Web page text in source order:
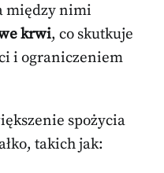
między nimi
krwi, co skutkuje
i ograniczeniem
spożycia
takich jak: